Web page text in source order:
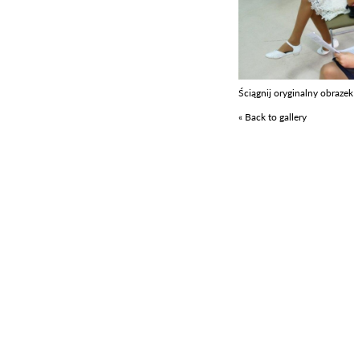
Ściągnij oryginalny obrazek
« Back to gallery